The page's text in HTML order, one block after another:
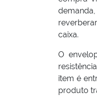
caixa.
O
item é
produto